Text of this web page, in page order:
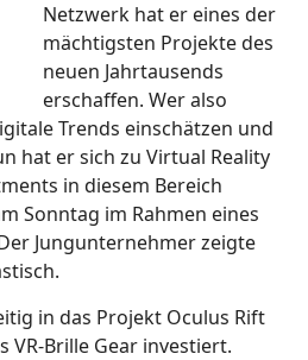
Netzwerk hat er eines der
mächtigsten Projekte des
neuen Jahrtausends
erschaffen. Wer also
Trends einschätzen und
hat er sich zu Virtual Reality
in diesem Bereich
Sonntag im Rahmen eines
Jungunternehmer zeigte
in das Projekt Oculus Rift
VR-Brille Gear investiert.